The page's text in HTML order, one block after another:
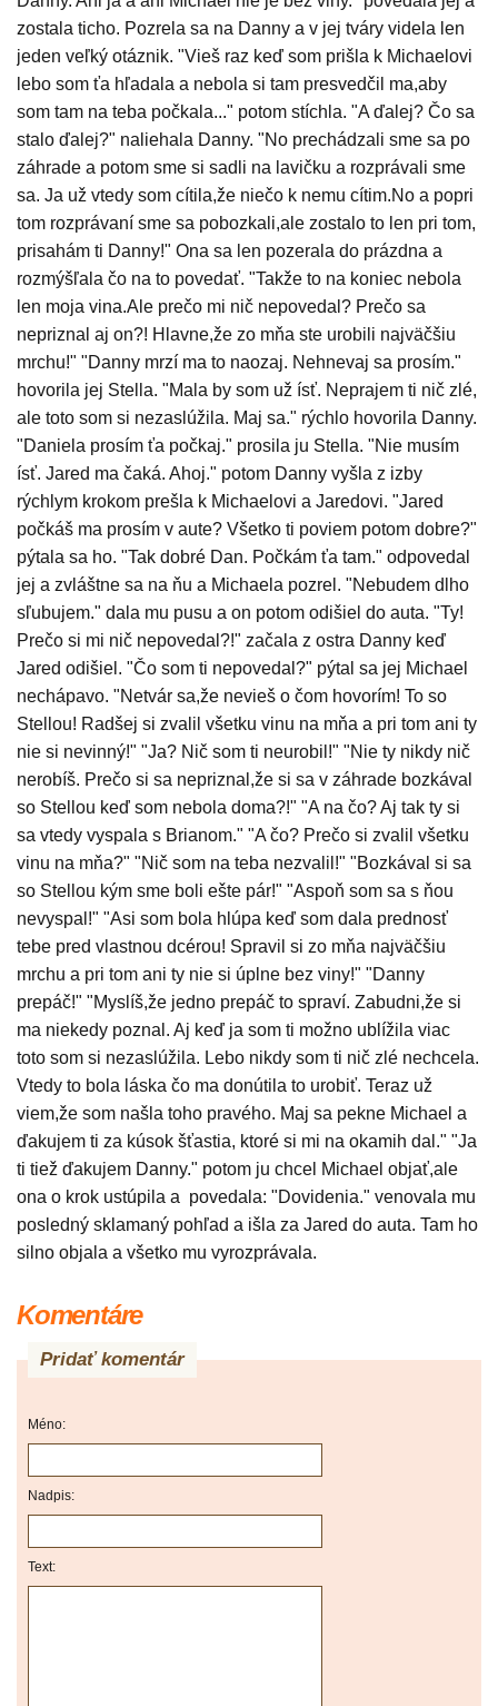
zostala ticho. Pozrela sa na Danny a v jej tváry videla len
jeden veľký otáznik. "Vieš raz keď som prišla k Michaelovi
lebo som ťa hľadala a nebola si tam presvedčil ma,aby
som tam na teba počkala..." potom stíchla. "A ďalej? Čo sa
stalo ďalej?" naliehala Danny. "No prechádzali sme sa po
záhrade a potom sme si sadli na lavičku a rozprávali sme
sa. Ja už vtedy som cítila,že niečo k nemu cítim.No a popri
tom rozprávaní sme sa pobozkali,ale zostalo to len pri tom,
prisahám ti Danny!" Ona sa len pozerala do prázdna a
rozmýšľala čo na to povedať. "Takže to na koniec nebola
len moja vina.Ale prečo mi nič nepovedal? Prečo sa
nepriznal aj on?! Hlavne,že zo mňa ste urobili najväčšiu
mrchu!" "Danny mrzí ma to naozaj. Nehnevaj sa prosím."
hovorila jej Stella. "Mala by som už ísť. Neprajem ti nič zlé,
ale toto som si nezaslúžila. Maj sa." rýchlo hovorila Danny.
"Daniela prosím ťa počkaj." prosila ju Stella. "Nie musím
ísť. Jared ma čaká. Ahoj." potom Danny vyšla z izby
rýchlym krokom prešla k Michaelovi a Jaredovi. "Jared
počkáš ma prosím v aute? Všetko ti poviem potom dobre?"
pýtala sa ho. "Tak dobré Dan. Počkám ťa tam." odpovedal
jej a zvláštne sa na ňu a Michaela pozrel. "Nebudem dlho
sľubujem." dala mu pusu a on potom odišiel do auta. "Ty!
Prečo si mi nič nepovedal?!" začala z ostra Danny keď
Jared odišiel. "Čo som ti nepovedal?" pýtal sa jej Michael
nechápavo. "Netvár sa,že nevieš o čom hovorím! To so
Stellou! Radšej si zvalil všetku vinu na mňa a pri tom ani ty
nie si nevinný!" "Ja? Nič som ti neurobil!" "Nie ty nikdy nič
nerobíš. Prečo si sa nepriznal,že si sa v záhrade bozkával
so Stellou keď som nebola doma?!" "A na čo? Aj tak ty si
sa vtedy vyspala s Brianom." "A čo? Prečo si zvalil všetku
vinu na mňa?" "Nič som na teba nezvalil!" "Bozkával si sa
so Stellou kým sme boli ešte pár!" "Aspoň som sa s ňou
nevyspal!" "Asi som bola hlúpa keď som dala prednosť
tebe pred vlastnou dcérou! Spravil si zo mňa najväčšiu
mrchu a pri tom ani ty nie si úplne bez viny!" "Danny
prepáč!" "Myslíš,že jedno prepáč to spraví. Zabudni,že si
ma niekedy poznal. Aj keď ja som ti možno ublížila viac
toto som si nezaslúžila. Lebo nikdy som ti nič zlé nechcela.
Vtedy to bola láska čo ma donútila to urobiť. Teraz už
viem,že som našla toho pravého. Maj sa pekne Michael a
ďakujem ti za kúsok šťastia, ktoré si mi na okamih dal." "Ja
ti tiež ďakujem Danny." potom ju chcel Michael objať,ale
ona o krok ustúpila a povedala: "Dovidenia." venovala mu
posledný sklamaný pohľad a išla za Jared do auta. Tam ho
silno objala a všetko mu vyrozprávala.
Komentáre
Pridať komentár
Méno:
Nadpis:
Text: